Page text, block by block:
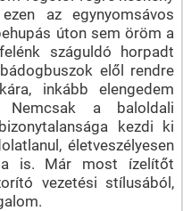
az egynyomsávos
úton sem öröm a
száguldó horpadt
elől rendre
inkább elengedem
Nemcsak a baloldali
kezdi ki
életveszélyesen
is. Már most ízelítőt
vezetési stílusából,